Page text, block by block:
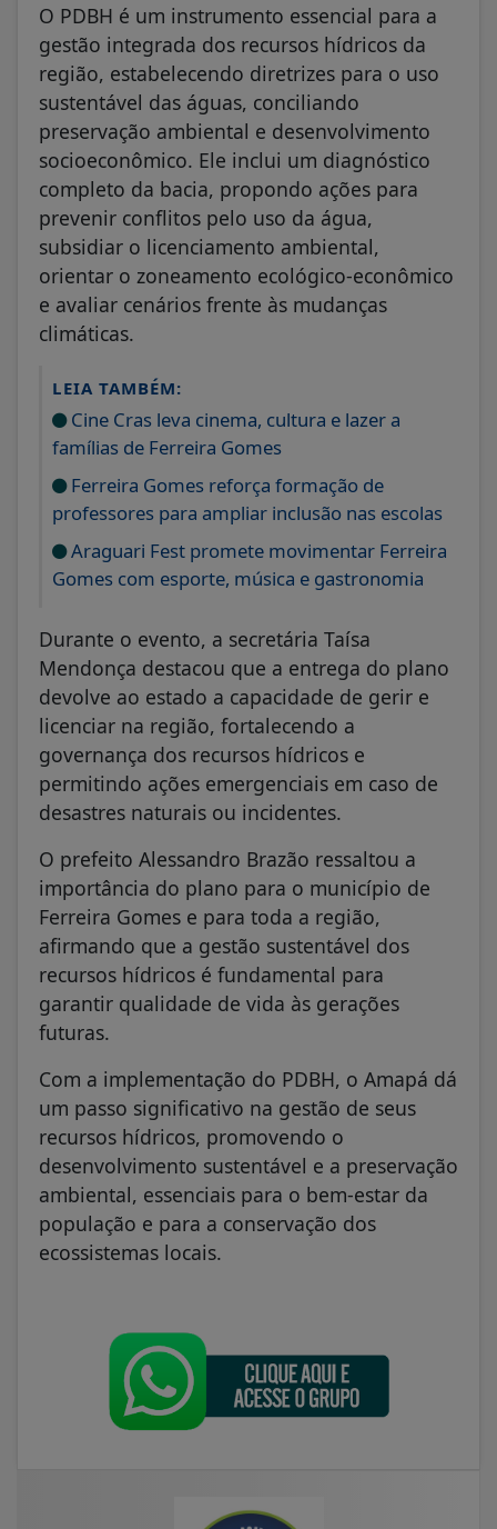
O PDBH é um instrumento essencial para a
gestão integrada dos recursos hídricos da
região, estabelecendo diretrizes para o uso
sustentável das águas, conciliando
preservação ambiental e desenvolvimento
socioeconômico. Ele inclui um diagnóstico
completo da bacia, propondo ações para
prevenir conflitos pelo uso da água,
subsidiar o licenciamento ambiental,
orientar o zoneamento ecológico-econômico
e avaliar cenários frente às mudanças
climáticas.
LEIA TAMBÉM:
Cine Cras leva cinema, cultura e lazer a
famílias de Ferreira Gomes
Ferreira Gomes reforça formação de
professores para ampliar inclusão nas escolas
Araguari Fest promete movimentar Ferreira
Gomes com esporte, música e gastronomia
Durante o evento, a secretária Taísa
Mendonça destacou que a entrega do plano
devolve ao estado a capacidade de gerir e
licenciar na região, fortalecendo a
governança dos recursos hídricos e
permitindo ações emergenciais em caso de
desastres naturais ou incidentes.
O prefeito Alessandro Brazão ressaltou a
importância do plano para o município de
Ferreira Gomes e para toda a região,
afirmando que a gestão sustentável dos
recursos hídricos é fundamental para
garantir qualidade de vida às gerações
futuras.
Com a implementação do PDBH, o Amapá dá
um passo significativo na gestão de seus
recursos hídricos, promovendo o
desenvolvimento sustentável e a preservação
ambiental, essenciais para o bem-estar da
população e para a conservação dos
ecossistemas locais.